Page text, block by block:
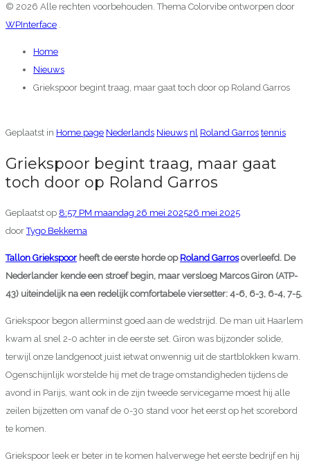
© 2026 Alle rechten voorbehouden. Thema Colorvibe ontworpen door
WPInterface
Home
Nieuws
Griekspoor begint traag, maar gaat toch door op Roland Garros
Geplaatst in Home page Nederlands Nieuws nl Roland Garros tennis
Griekspoor begint traag, maar gaat
toch door op Roland Garros
Geplaatst op 8:57 PM maandag 26 mei 202526 mei 2025
door Tygo Bekkema
Tallon Griekspoor heeft de eerste horde op Roland Garrosoverleefd. De
Nederlander kende een stroef begin, maar versloeg Marcos Giron (ATP-
43) uiteindelijk na een redelijk comfortabele viersetter: 4-6, 6-3, 6-4, 7-5.
Griekspoor begon allerminst goed aan de wedstrijd. De man uit Haarlem
kwam al snel 2-0 achter in de eerste set. Giron was bijzonder solide,
terwijl onze landgenoot juist ietwat onwennig uit de startblokken kwam.
Ogenschijnlijk worstelde hij met de trage omstandigheden tijdens de
avond in Parijs, want ook in de zijn tweede servicegame moest hij alle
zeilen bijzetten om vanaf de 0-30 stand voor het eerst op het scorebord
te komen.
Griekspoor leek er beter in te komen halverwege het eerste bedrijf en hij